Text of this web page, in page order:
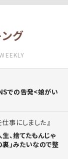
グ
での告発<娘がい
仕事にしました
、捨てたもんじゃ
裏」みたいなので整